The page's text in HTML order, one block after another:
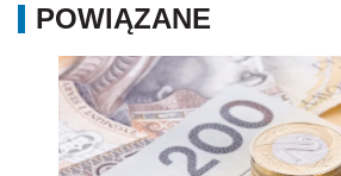
POWIĄZANE